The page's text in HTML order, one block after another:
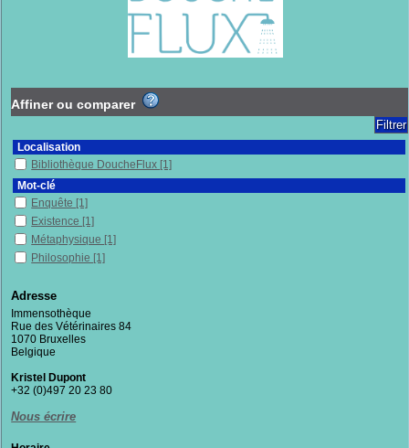
Affiner ou comparer
Localisation
Bibliothèque DoucheFlux [1]
Mot-clé
Enquête [1]
Existence [1]
Métaphysique [1]
Philosophie [1]
Documentaires
Adresse
Immensothèque
Rue des Vétérinaires 84
1070 Bruxelles
Belgique
Kristel Dupont
+32 (0)497 20 23 80
Nous écrire